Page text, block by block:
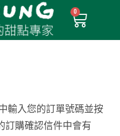
輸入您的訂單號碼並按
訂購確認信件中會有